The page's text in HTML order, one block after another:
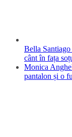
Bella
cânt în fața
Monica
pantalon și o